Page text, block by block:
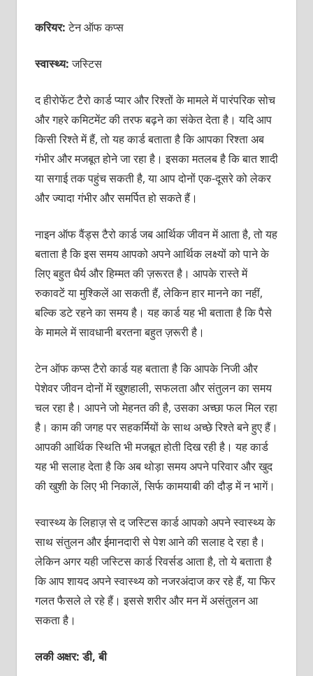
करियर:टेन ऑफ कप्स
स्वास्थ्य:जस्टिस
द हीरोफेंट टैरो कार्ड प्यार और रिश्तों के मामले में पारंपरिक सोच
और गहरे कमिटमेंट की तरफ बढ़ने का संकेत देता है। यदि आप
किसी रिश्ते में हैं, तो यह कार्ड बताता है कि आपका रिश्ता अब
गंभीर और मजबूत होने जा रहा है। इसका मतलब है कि बात शादी
या सगाई तक पहुंच सकती है, या आप दोनों एक-दूसरे को लेकर
और ज्यादा गंभीर और समर्पित हो सकते हैं।
नाइन ऑफ वैंड्स टैरो कार्ड जब आर्थिक जीवन में आता है, तो यह
बताता है कि इस समय आपको अपने आर्थिक लक्ष्यों को पाने के
लिए बहुत धैर्य और हिम्मत की ज़रूरत है। आपके रास्ते में
रुकावटें या मुश्किलें आ सकती हैं, लेकिन हार मानने का नहीं,
बल्कि डटे रहने का समय है। यह कार्ड यह भी बताता है कि पैसे
के मामले में सावधानी बरतना बहुत ज़रूरी है।
टेन ऑफ कप्स टैरो कार्ड यह बताता है कि आपके निजी और
पेशेवर जीवन दोनों में खुशहाली, सफलता और संतुलन का समय
चल रहा है। आपने जो मेहनत की है, उसका अच्छा फल मिल रहा
है। काम की जगह पर सहकर्मियों के साथ अच्छे रिश्ते बने हुए हैं।
आपकी आर्थिक स्थिति भी मजबूत होती दिख रही है। यह कार्ड
यह भी सलाह देता है कि अब थोड़ा समय अपने परिवार और खुद
की खुशी के लिए भी निकालें, सिर्फ कामयाबी की दौड़ में न भागें।
स्वास्थ्य के लिहाज़ से द जस्टिस कार्ड आपको अपने स्वास्थ्य के
साथ संतुलन और ईमानदारी से पेश आने की सलाह दे रहा है।
लेकिन अगर यही जस्टिस कार्डरिवर्सड आता है, तो ये बताता है
कि आप शायद अपने स्वास्थ्य को नजरअंदाज कर रहे हैं, या फिर
गलत फैसले ले रहे हैं। इससे शरीर और मन में असंतुलन आ
सकता है।
लकी अक्षर: डी, ​​बी